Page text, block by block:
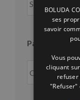
mois
Par an
BOLUDA
ses
savoir
Vous
cliquant
"Refuser"